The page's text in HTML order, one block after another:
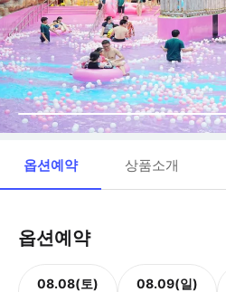
옵션예약 상품소개
옵션예약
08.08(토) 08.09(일)